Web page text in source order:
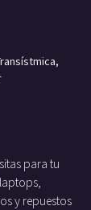
para tu
y repuestos